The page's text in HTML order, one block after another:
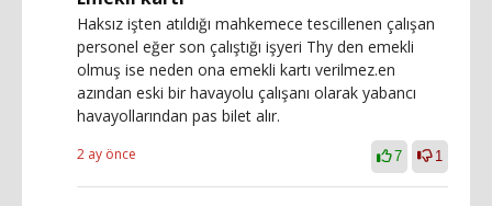
Haksız işten atıldığı mahkemece tescillenen çalışan
personel eğer son çalıştığı işyeri Thy den emekli
olmuş ise neden ona emekli kartı verilmez.en
azından eski bir havayolu çalışanı olarak yabancı
havayollarından pas bilet alır.
2 ay önce 7 1